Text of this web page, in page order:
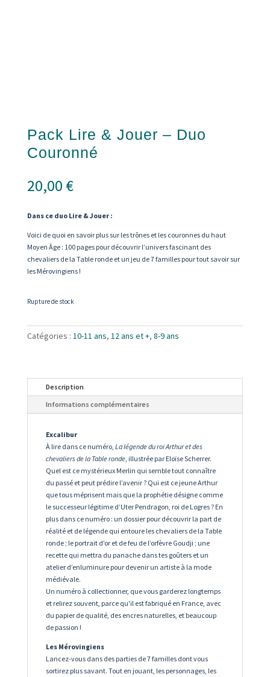
Pack Lire & Jouer – Duo
Couronné
20,00 €
Dans ce duo Lire & Jouer :
Voici de quoi en savoir plus sur les trônes et les couronnes du haut
Moyen Âge : 100 pages pour découvrir l’univers fascinant des
chevaliers de la Table ronde et un jeu de 7 familles pour tout savoir sur
les Mérovingiens !
Rupture de stock
Catégories : 10-11 ans, 12 ans et +, 8-9 ans
Description
Informations complémentaires
Excalibur
À lire dans ce numéro, La légende du roi Arthur et des
chevaliers de la Table ronde, illustrée par Eloïse Scherrer.
Quel est ce mystérieux Merlin qui semble tout connaître
du passé et peut prédire l’avenir ? Qui est ce jeune Arthur
que tous méprisent mais que la prophétie désigne comme
le successeur légitime d’Uter Pendragon, roi de Logres ? En
plus dans ce numéro : un dossier pour découvrir la part de
réalité et de légende qui entoure les chevaliers de la Table
ronde ; le portrait d’or et de feu de l’orfèvre Goudji ; une
recette qui mettra du panache dans tes goûters et un
atelier d’enluminure pour devenir un artiste à la mode
médiévale.
Un numéro à collectionner, que vous garderez longtemps
et relirez souvent, parce qu'il est fabriqué en France, avec
du papier de qualité, des encres naturelles, et beaucoup
de passion !
Les Mérovingiens
Lancez-vous dans des parties de 7 familles dont vous
sortirez plus savant. Tout en jouant, les personnages, les